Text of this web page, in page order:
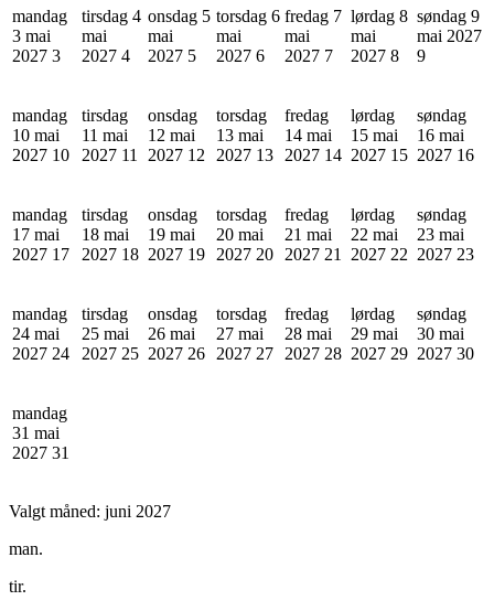
mandag
3 mai
2027 3
tirsdag 4
mai
2027 4
onsdag 5
mai
2027 5
torsdag 6
mai
2027 6
fredag 7
mai
2027 7
lørdag 8
mai
2027 8
søndag 9
mai 2027
9
mandag
10 mai
2027 10
tirsdag
11 mai
2027 11
onsdag
12 mai
2027 12
torsdag
13 mai
2027 13
fredag
14 mai
2027 14
lørdag
15 mai
2027 15
søndag
16 mai
2027 16
mandag
17 mai
2027 17
tirsdag
18 mai
2027 18
onsdag
19 mai
2027 19
torsdag
20 mai
2027 20
fredag
21 mai
2027 21
lørdag
22 mai
2027 22
søndag
23 mai
2027 23
mandag
24 mai
2027 24
tirsdag
25 mai
2027 25
onsdag
26 mai
2027 26
torsdag
27 mai
2027 27
fredag
28 mai
2027 28
lørdag
29 mai
2027 29
søndag
30 mai
2027 30
mandag
31 mai
2027 31
Valgt måned: juni 2027
man.
tir.